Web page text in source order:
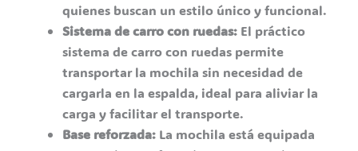
quienes buscan un estilo único y funcional.
Sistema de carro con ruedas: El práctico
sistema de carro con ruedas permite
transportar la mochila sin necesidad de
cargarla en la espalda, ideal para aliviar la
carga y facilitar el transporte.
Base reforzada: La mochila está equipada